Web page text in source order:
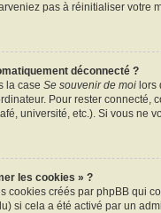
pas à réinitialiser votre
déconnecté ?
la case Se souvenir de moi lors
Pour rester connecté,
université, etc.). Si vous ne
les cookies » ?
cookies créés par phpBB qui
si cela a été activé par un